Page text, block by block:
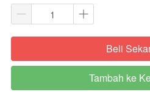
`Beli
`
Tambah ke